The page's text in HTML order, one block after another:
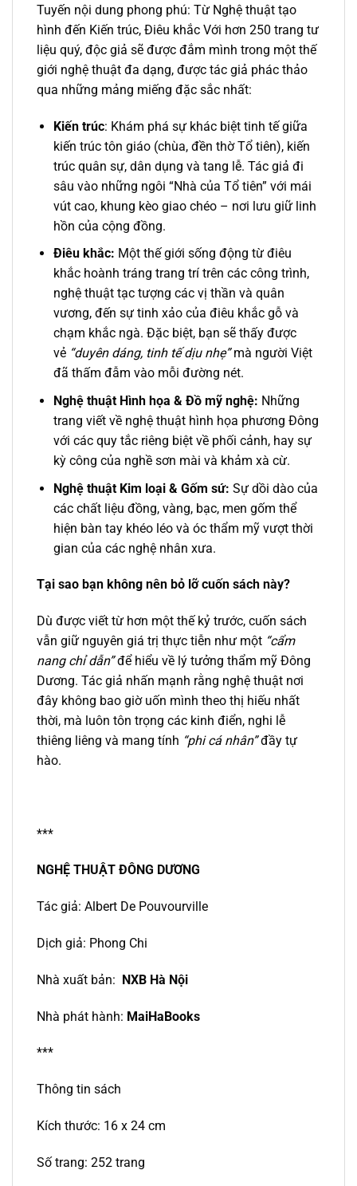
Tuyến nội dung phong phú: Từ Nghệ thuật tạo
hình đến Kiến trúc, Điêu khắc Với hơn 250 trang tư
liệu quý, độc giả sẽ được đắm mình trong một thế
giới nghệ thuật đa dạng, được tác giả phác thảo
qua những mảng miếng đặc sắc nhất:
Kiến trúc: Khám phá sự khác biệt tinh tế giữa
kiến trúc tôn giáo (chùa, đền thờ Tổ tiên), kiến
trúc quân sự, dân dụng và tang lễ. Tác giả đi
sâu vào những ngôi “Nhà của Tổ tiên” với mái
vút cao, khung kèo giao chéo – nơi lưu giữ linh
hồn của cộng đồng.
Điêu khắc: Một thế giới sống động từ điêu
khắc hoành tráng trang trí trên các công trình,
nghệ thuật tạc tượng các vị thần và quân
vương, đến sự tinh xảo của điêu khắc gỗ và
chạm khắc ngà. Đặc biệt, bạn sẽ thấy được
vẻ “duyên dáng, tinh tế dịu nhẹ”mà người Việt
đã thấm đẫm vào mỗi đường nét.
Nghệ thuật Hình họa & Đồ mỹ nghệ: Những
trang viết về nghệ thuật hình họa phương Đông
với các quy tắc riêng biệt về phối cảnh, hay sự
kỳ công của nghề sơn mài và khảm xà cừ.
Nghệ thuật Kim loại & Gốm sứ: Sự dồi dào của
các chất liệu đồng, vàng, bạc, men gốm thể
hiện bàn tay khéo léo và óc thẩm mỹ vượt thời
gian của các nghệ nhân xưa.
Tại sao bạn không nên bỏ lỡ cuốn sách này?
Dù được viết từ hơn một thế kỷ trước, cuốn sách
vẫn giữ nguyên giá trị thực tiễn như một “cẩm
nang chỉ dẫn”để hiểu về lý tưởng thẩm mỹ Đông
Dương. Tác giả nhấn mạnh rằng nghệ thuật nơi
đây không bao giờ uốn mình theo thị hiếu nhất
thời, mà luôn tôn trọng các kinh điển, nghi lễ
thiêng liêng và mang tính “phi cá nhân”đầy tự
hào.
***
NGHỆ THUẬT ĐÔNG DƯƠNG
Tác giả: Albert De Pouvourville
Dịch giả: Phong Chi
Nhà xuất bản: NXB Hà Nội
Nhà phát hành: MaiHaBooks
***
Thông tin sách
Kích thước: 16 x 24 cm
Số trang: 252 trang